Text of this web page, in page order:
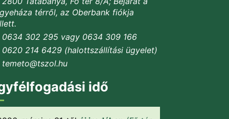
térről, az Oberbank fiókja
0634 302 295 vagy 0634 309 166
0620 214 6429 (halottszállítási ügyelet)
temeto@tszol.hu
idő